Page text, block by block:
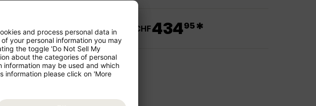
ab CHF43495 *